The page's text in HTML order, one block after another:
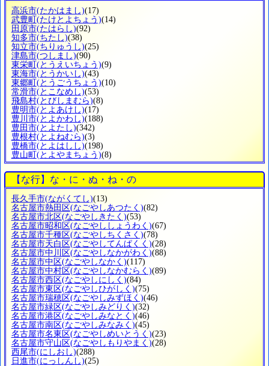
高浜市(たかはまし)(17)
武豊町 (たけとよちょう)(14)
田原市(たはらし)(92)
知多市(ちたし)(38)
知立市(ちりゅうし)(25)
津島市(つしまし)(90)
東栄町 (とうえいちょう)(9)
東海市(とうかいし)(43)
東郷町 (とうごうちょう)(10)
常滑市(とこなめし)(53)
飛島村(とびしまむら)(8)
豊明市(とよあけし)(17)
豊川市(とよかわし)(188)
豊田市(とよたし)(342)
豊根村(とよねむら)(3)
豊橋市(とよはしし)(198)
豊山町 (とよやまちょう)(8)
【な行】な・に・ぬ・ね・の
長久手市(ながくてし)(13)
名古屋市熱田区(なごやしあつたく)(82)
名古屋市北区(なごやしきたく)(53)
名古屋市昭和区(なごやししょうわく)(67)
名古屋市千種区(なごやしちくさく)(78)
名古屋市天白区(なごやしてんぱくく)(28)
名古屋市中川区(なごやしなかがわく)(88)
名古屋市中区(なごやしなかく)(117)
名古屋市中村区(なごやしなかむらく)(89)
名古屋市西区(なごやしにしく)(84)
名古屋市東区(なごやしひがしく)(75)
名古屋市瑞穂区(なごやしみずほく)(46)
名古屋市緑区(なごやしみどりく)(32)
名古屋市港区(なごやしみなとく)(46)
名古屋市南区(なごやしみなみく)(45)
名古屋市名東区(なごやしめいとうく)(23)
名古屋市守山区(なごやしもりやまく)(28)
西尾市(にしおし)(288)
日進市(にっしんし)(25)